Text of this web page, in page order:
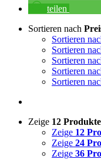
teilen
Sortieren nach
Sortieren
Sortieren
Sortieren
Sortieren
Sortieren
Zeige 12 Produkte
Zeige 12
Zeige 24
Zeige 36